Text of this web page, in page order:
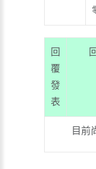
回
覆
發
表
目前